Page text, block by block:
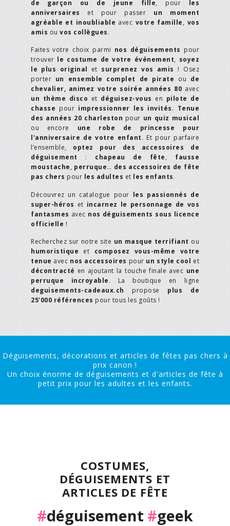
de garçon ou de jeune fille, pour
les
anniversaires et pour passer un moment
agréable et inoubliable avec votre famille, vos
amis ou vos collègues.
Faites votre choix parmi nos déguisements pour
trouver le costume de votre événement, soyez
le plus original et surprenez vos amis ! Osez
porter un ensemble complet de pirate ou de
chevalier, animez votre soirée années 80 avec
un thème disco et déguisez-vous en pilote de
chasse pour impressionner les invités. Tenue
des années 20 charleston pour un quiz musical
ou encore une robe de princesse pour
l'anniversaire de votre enfant. Et pour parfaire
l’ensemble, optez pour des accessoires de
déguisement : chapeau de fête, fausse
moustache, perruque… des accessoires de fête
pas chers pour les adultes et les enfants.
Découvrez un catalogue pour les passionnés de
super-héros et incarnez le personnage de vos
fantasmes avec nos déguisements sous licence
officielle !
Recherchez sur notre site un masque terrifiant ou
humoristique et composez vous-même votre
tenue avec nos accessoires pour un style cool et
décontracté en ajoutant la touche finale avec une
perruque incroyable. La boutique en ligne
deguisements-cadeaux.ch propose plus de
25'000 références pour tous les goûts !
Déguisements, décorations et articles de fêtes pas chers à
prix canon !
Un choix énorme de déguisements et d'articles de fête à
petit prix pour les adultes et les enfants.
COSTUMES,
DÉGUISEMENTS ET
ARTICLES DE FÊTE
#déguisement #geek